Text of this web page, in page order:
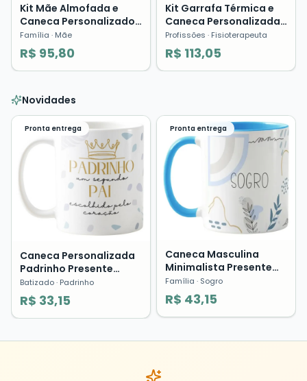
Kit Mãe Almofada e
Caneca Personalizado
com Foto Presente Dia
das Mães ❤️
Família · Mãe
R$ 95,80
Kit Garrafa Térmica e
Caneca Personalizada
Fisioterapia Profissões
Presente
Profissões · Fisioterapeuta
R$ 113,05
Novidades
Pronta entrega
Caneca Personalizada
Padrinho Presente
Como Segundo Pai
Batizado· Padrinho
R$ 33,15
Pronta entrega
Caneca Masculina
Minimalista Presente
Sogro Segundo Pai
Família Pronta Entrega
Família · Sogro
R$ 43,15